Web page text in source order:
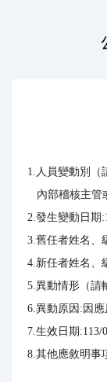
1.人員變動別（
內部稽核主
2.發生變動日期
3.舊任者姓名、
4.新任者姓名、
5.異動情形（請
6.異動原因:因
7.生效日期:113/
8.其他應敘明事